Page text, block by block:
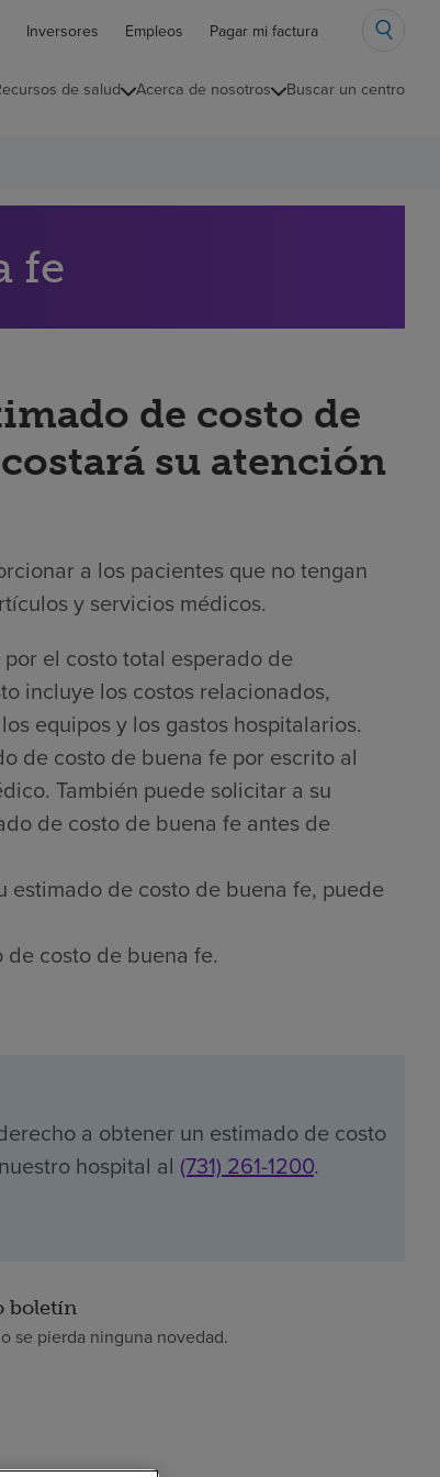
Inversores Empleos Pagar mi factura
de salud Acerca de nosotros Buscar un centro
fe
de costo de
su atención
a los pacientes que no tengan
y servicios médicos.
el costo total esperado de
incluye los costos relacionados,
equipos y los gastos hospitalarios.
de costo de buena fe por escrito al
También puede solicitar a su
de costo de buena fe antes de
estimado de costo de buena fe, puede
costo de buena fe.
a obtener un estimado de costo
hospital al (731) 261-1200.
boletín
se pierda ninguna novedad.